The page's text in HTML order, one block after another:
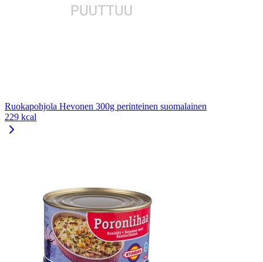
Ruokapohjola Hevonen 300g perinteinen suomalainen
229 kcal